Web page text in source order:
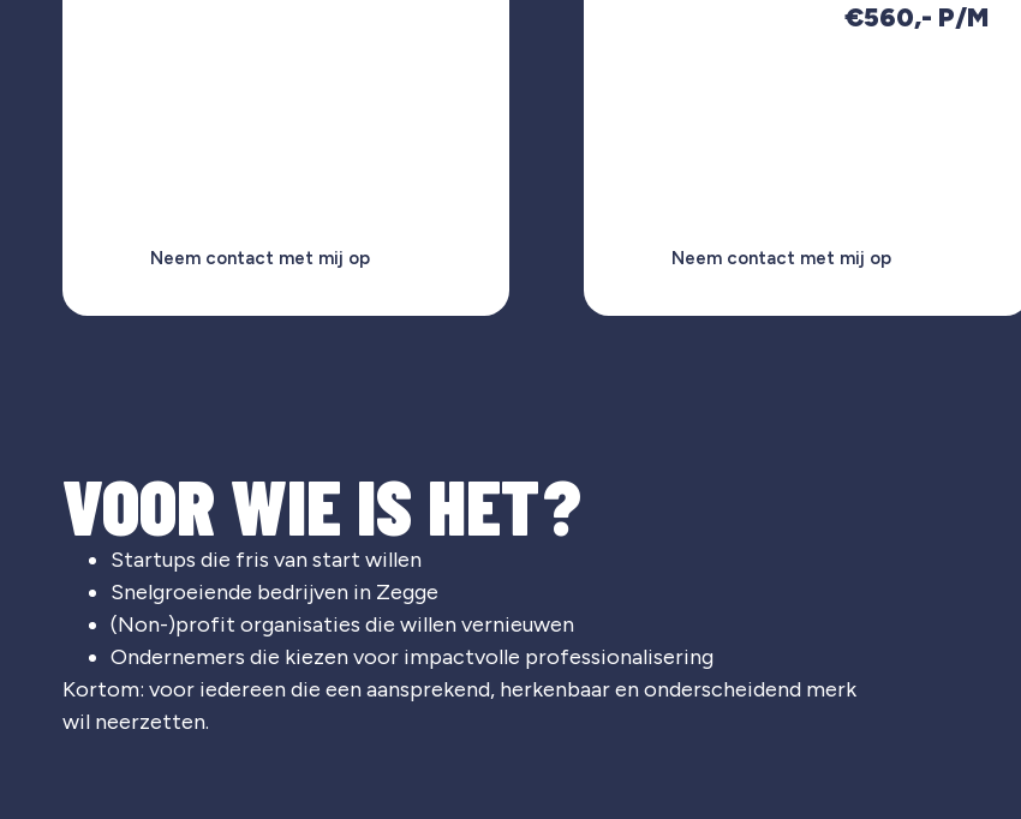
Neem contact met mij op
€560,- P/M
Neem contact met mij op
VOOR WIE IS HET?
Startups die fris van start willen
Snelgroeiende bedrijven in Zegge
(Non-)profit organisaties die willen vernieuwen
Ondernemers die kiezen voor impactvolle professionalisering
Kortom: voor iedereen die een aansprekend, herkenbaar en onderscheidend merk
wil neerzetten.